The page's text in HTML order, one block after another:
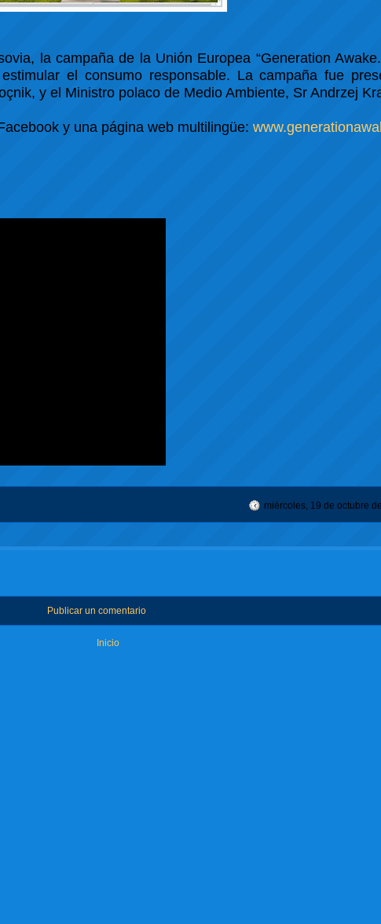
la campaña de la Unión Europea “Generation Awake.
el consumo responsable. Lacampaña fue
y el Ministro polaco de Medio Ambiente, Sr Andrzej
y una página web multilingüe:
miércoles, 19 de octubre
Publicar un comentario
Inicio